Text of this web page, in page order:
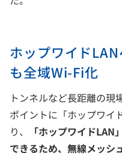
ホップワイド
も全域Wi-Fi化
トンネルなど長距離の現
ポイントに「ホップワイ
り、
「ホップワイド
できるため、無線メッシ